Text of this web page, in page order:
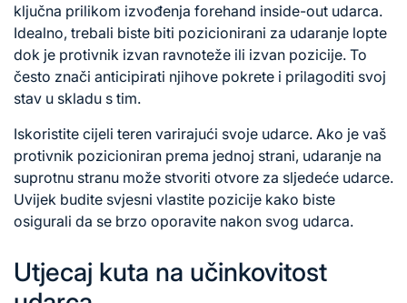
ključna prilikom izvođenja forehand inside-out udarca.
Idealno, trebali biste biti pozicionirani za udaranje lopte
dok je protivnik izvan ravnoteže ili izvan pozicije. To
često znači anticipirati njihove pokrete i prilagoditi svoj
stav u skladu s tim.
Iskoristite cijeli teren varirajući svoje udarce. Ako je vaš
protivnik pozicioniran prema jednoj strani, udaranje na
suprotnu stranu može stvoriti otvore za sljedeće udarce.
Uvijek budite svjesni vlastite pozicije kako biste
osigurali da se brzo oporavite nakon svog udarca.
Utjecaj kuta na učinkovitost